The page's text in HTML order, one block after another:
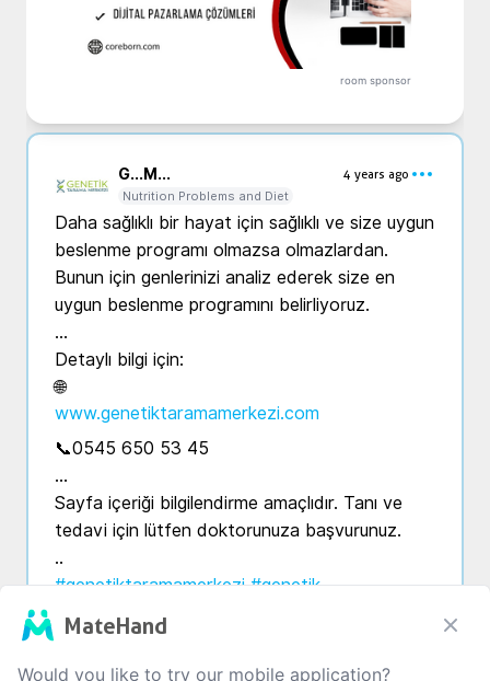
room sponsor
G...M...
4 years ago
Nutrition Problems and Diet
Daha sağlıklı bir hayat için sağlıklı ve size uygun
beslenme programı olmazsa olmazlardan.
Bunun için genlerinizi analiz ederek size en
uygun beslenme programını belirliyoruz.
…
Detaylı bilgi için:
🌐
www.genetiktaramamerkezi.com
📞0545 650 53 45
…
Sayfa içeriği bilgilendirme amaçlıdır. Tanı ve
tedavi için lütfen doktorunuza başvurunuz.
#genetiktaramamerkezi #genetik
#beslenmegenetiği
#sporgenetiği
#genetics #nutrition #geneticsfacts
MateHand
Would you like to try our mobile application?